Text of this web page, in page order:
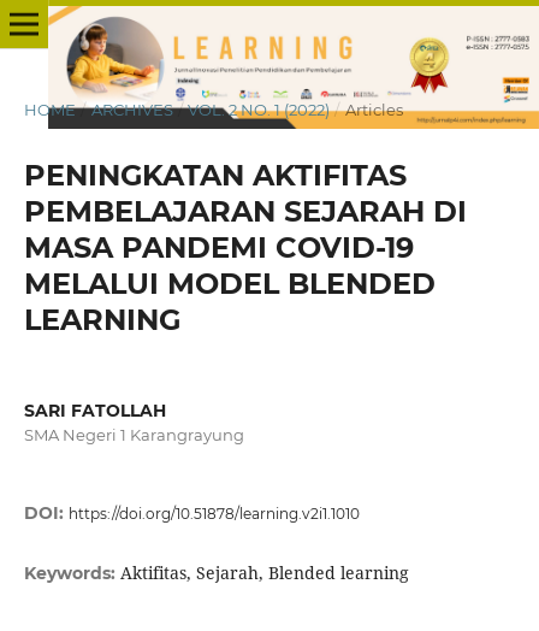
HOME / ARCHIVES / VOL. 2 NO. 1 (2022) / Articles
PENINGKATAN AKTIFITAS
PEMBELAJARAN SEJARAH DI
MASA PANDEMI COVID-19
MELALUI MODEL BLENDED
LEARNING
SARI FATOLLAH
SMA Negeri 1 Karangrayung
DOI: https://doi.org/10.51878/learning.v2i1.1010
Keywords: Aktifitas, Sejarah, Blended learning